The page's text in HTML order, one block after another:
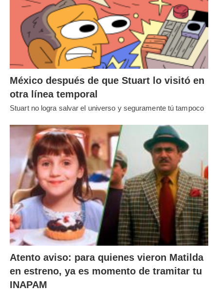
México después de que Stuart lo visitó en
otra línea temporal
Stuart no logra salvar el universo y seguramente tú tampoco
Atento aviso: para quienes vieron Matilda
en estreno, ya es momento de tramitar tu
INAPAM